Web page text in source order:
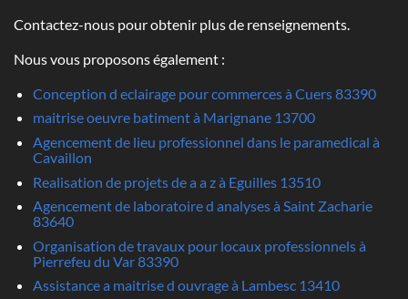
Contactez-nous pour obtenir plus de renseignements.
Nous vous proposons également :
Conception d eclairage pour commerces à Cuers 83390
maitrise oeuvre batiment à Marignane 13700
Agencement de lieu professionnel dans le paramedical à
Cavaillon
Realisation de projets de a a z à Eguilles 13510
Agencement de laboratoire d analyses à Saint Zacharie
83640
Organisation de travaux pour locaux professionnels à
Pierrefeu du Var 83390
Assistance a maitrise d ouvrage à Lambesc 13410